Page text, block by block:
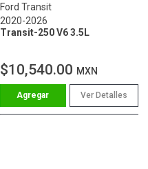
Ford Transit
2020-2026
Transit-250 V6 3.5L
$10,540.00 MXN
Ver Detalles